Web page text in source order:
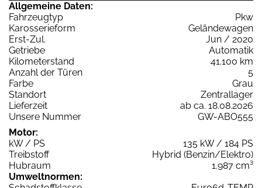
Allgemeine Daten:
Fahrzeugtyp
Pkw
Karosserieform
Geländewagen
Erst-Zul.
Jun / 2020
Getriebe
Automatik
Kilometerstand
41.100 km
Anzahl der Türen
5
Farbe
Grau
Standort
Zentrallager
Lieferzeit
ab ca. 18.08.2026
Unsere Nummer
GW-ABO555
Motor:
kW / PS
135 kW / 184 PS
Treibstoff
Hybrid (Benzin/Elektro)
Hubraum
1.987 cm³
Umweltnormen: